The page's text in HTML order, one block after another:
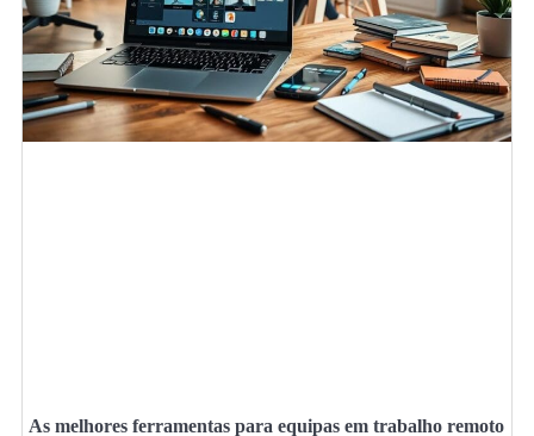
As melhores ferramentas para equipas em trabalho remoto